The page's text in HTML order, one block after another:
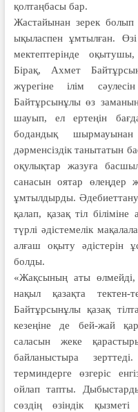
қолтаңбасы бар.
Жастайынан зерек болып
ықыласпен ұмтылған.
мектептерінде
Бірақ, Ахмет
жүрегіне ілім
Байтұрсынұлы өз
шауып, ел ертеңін
бодандық
дәрменсіздік танытатын
оқулықтар жазуға
санасын оятар өлеңдер
ұмтылдырды. Әдебиеттану
қалап, қазақ тіл
түрлі әдістемелік
алғаш оқыту әдістерін
болды.
«Жақсының аты
нақыл қазақта
Байтұрсынұлы қазақ
кезеңіне де бей-жай
саласын жеке
байланыстыра
терминдерге өзгеріс
ойлап тапты.
сөздің өзіндік